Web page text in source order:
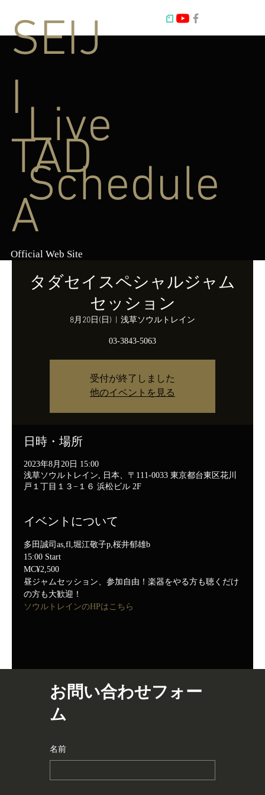
タダセイスペシャルジャム
セッション
8月20日(日) 浅草ソウルトレイン
受付が終了しました
他のイベントを見る
日時・場所
2023年8月20日 15:00
浅草ソウルトレイン, 日本、〒111-0033 東京都台東区花川
戸１丁目１３−１６ 浜松ビル 2F
イベントについて
多田誠司as,fl,堀江敬子p,桜井郁雄b
15:00 Start
MC¥2,500
昼ジャムセッション、参加自由！楽器をやる方も聴くだけ
の方も大歓迎！
ソウルトレインのHPはこちら
Live
Schedule
SEIJ
I
TAD
A
Official Web Site
お問い合わせフォー
ム
名前